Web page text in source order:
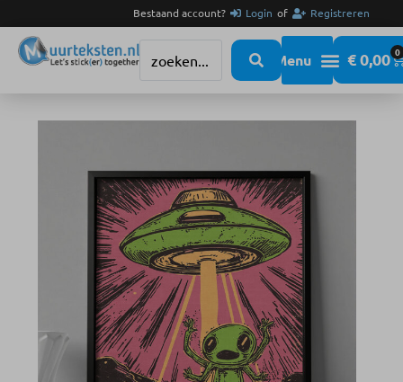
Bestaand account? Login of Registreren
€0,00 0